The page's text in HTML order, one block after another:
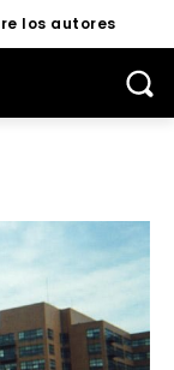
los autores